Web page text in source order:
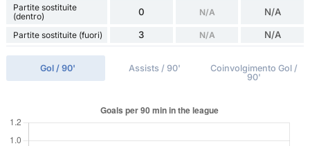
Partite sostituite
(dentro)
0 N/A N/A
Partite sostituite (fuori) 3 N/A N/A
Gol / 90' Assists / 90'
Coinvolgimento Gol /
90'